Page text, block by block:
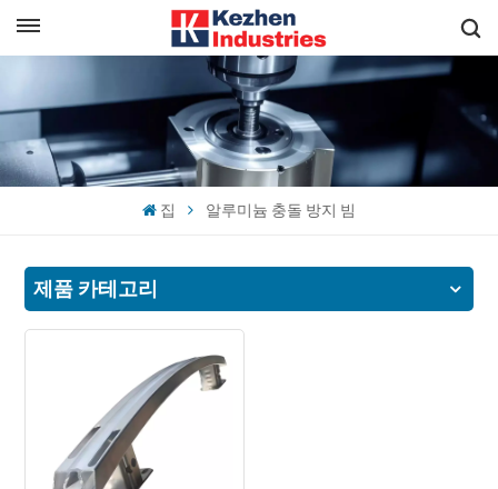
English
español
한국의
빠른 견적 받기
집 알루미늄 충돌 방지 빔
제품 카테고리